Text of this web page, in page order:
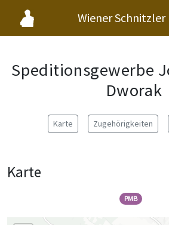
Wiener Schnitzler
Speditionsgewerbe
Dworak
Karte Zugehörigkeiten
Karte
PMB